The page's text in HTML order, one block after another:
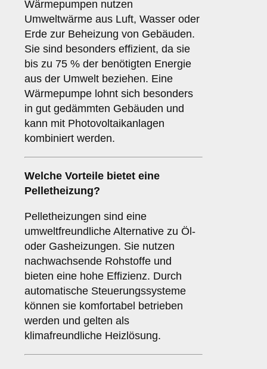
Wärmepumpen nutzen
Umweltwärme aus Luft, Wasser oder
Erde zur Beheizung von Gebäuden.
Sie sind besonders effizient, da sie
bis zu 75 % der benötigten Energie
aus der Umwelt beziehen. Eine
Wärmepumpe lohnt sich besonders
in gut gedämmten Gebäuden und
kann mit Photovoltaikanlagen
kombiniert werden.
Welche Vorteile bietet eine
Pelletheizung?
Pelletheizungen sind eine
umweltfreundliche Alternative zu Öl-
oder Gasheizungen. Sie nutzen
nachwachsende Rohstoffe und
bieten eine hohe Effizienz. Durch
automatische Steuerungssysteme
können sie komfortabel betrieben
werden und gelten als
klimafreundliche Heizlösung.